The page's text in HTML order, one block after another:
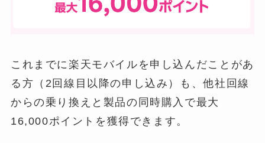
これまでに楽天モバイルを申し込んだことがあ
る方（2回線目以降の申し込み）も、他社回線
からの乗り換えと製品の同時購入で最大
16,000ポイントを獲得できます。